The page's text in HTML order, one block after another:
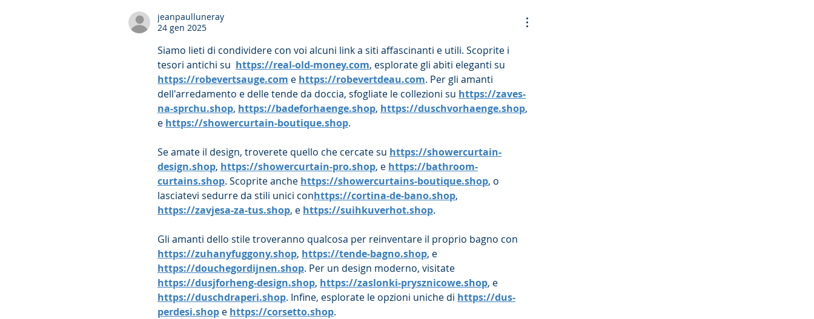
jeanpaulluneray
24 gen 2025
Siamo lieti di condividere con voi alcuni link a siti affascinanti e utili. Scoprite i
tesori antichi su https://real-old-money.com, esplorate gli abiti eleganti su
https://robevertsauge.com e https://robevertdeau.com. Per gli amanti
dell'arredamento e delle tende da doccia, sfogliate le collezioni su https://zaves-
na-sprchu.shop, https://badeforhaenge.shop, https://duschvorhaenge.shop,
e https://showercurtain-boutique.shop.
Se amate il design, troverete quello che cercate su https://showercurtain-
design.shop, https://showercurtain-pro.shop, e https://bathroom-
curtains.shop. Scoprite anche https://showercurtains-boutique.shop, o
lasciatevi sedurre da stili unici conhttps://cortina-de-bano.shop,
https://zavjesa-za-tus.shop, e https://suihkuverhot.shop.
Gli amanti dello stile troveranno qualcosa per reinventare il proprio bagno con
https://zuhanyfuggony.shop, https://tende-bagno.shop, e
https://douchegordijnen.shop. Per un design moderno, visitate
https://dusjforheng-design.shop, https://zaslonki-prysznicowe.shop, e
https://duschdraperi.shop. Infine, esplorate le opzioni uniche di https://dus-
perdesi.shop e https://corsetto.shop.